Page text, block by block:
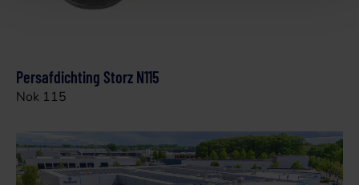
Persafdichting Storz N115
Nok 115